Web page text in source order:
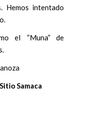
Hemos intentado
el “Muna” de
Samaca